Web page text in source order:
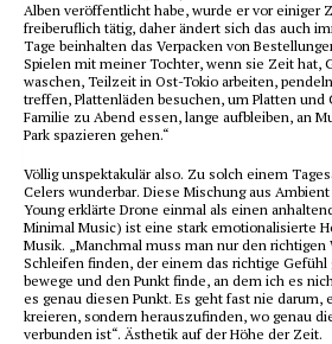
Alben veröffentlicht habe, wurde er vor einiger
freiberuflich tätig, daher ändert sich das auch
Tage beinhalten das Verpacken von
Spielen mit meiner Tochter, wenn sie Zeit hat,
waschen, Teilzeit in Ost-Tokio arbeiten,
treffen, Plattenläden besuchen, um Platten und
Familie zu Abend essen, lange aufbleiben, an
Park spazieren gehen.“
Völlig unspektakulär also. Zu solch einem
Celers wunderbar. Diese Mischung aus
Young erklärte Drone einmal als einen
Minimal Music) ist eine stark emotionalisierte
Musik. „Manchmal muss man nur den
Schleifen finden, der einem das richtige Gefühl
bewege und den Punkt finde, an dem ich es
es genau diesen Punkt. Es geht fast nie
kreieren, sondern herauszufinden, wo genau
verbunden ist“. Ästhetik auf der Höhe der Zeit.